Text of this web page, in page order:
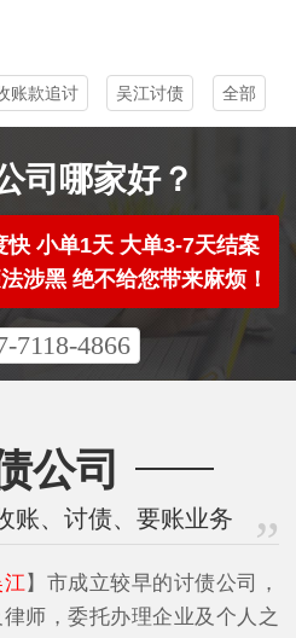
账款追讨 吴江讨债 全部
司哪家好？
小单1天 大单3-7天结案
涉黑 绝不给您带来麻烦！
7118-4866
公司
账、讨债、要账业务
】市成立较早的讨债公司，
师，委托办理企业及个人之